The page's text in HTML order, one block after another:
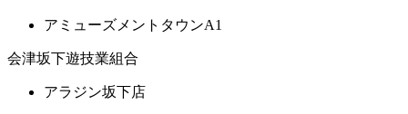
アミューズメントタウンA1
会津坂下遊技業組合
アラジン坂下店